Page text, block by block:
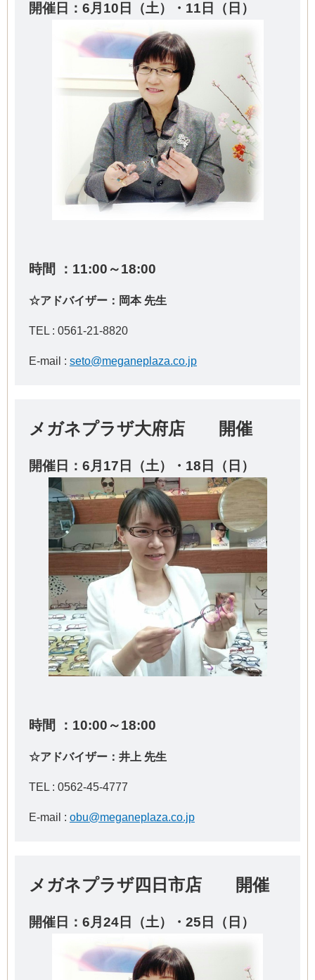
開催日：6月10日（土）・11日（日）
時間 ：11:00～18:00
☆アドバイザー：岡本 先生
TEL : 0561-21-8820
E-mail : seto@meganeplaza.co.jp
メガネプラザ大府店 開催
開催日：6月17日（土）・18日（日）
時間 ：10:00～18:00
☆アドバイザー：井上 先生
TEL : 0562-45-4777
E-mail : obu@meganeplaza.co.jp
メガネプラザ四日市店 開催
開催日：6月24日（土）・25日（日）